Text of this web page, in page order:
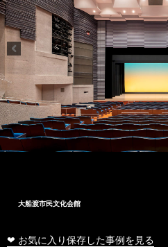
大船渡市民文化会館
❤ お気に入り保存した事例を見る